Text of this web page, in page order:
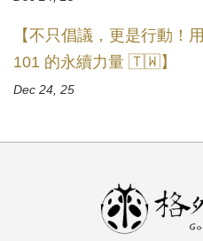
【不只倡議，更是行動！
101 的永續力量 🇹🇼】
Dec 24, 25